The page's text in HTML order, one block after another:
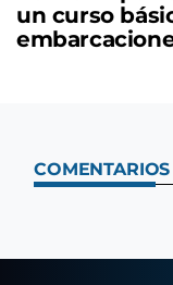
un curso
COMENTARIOS